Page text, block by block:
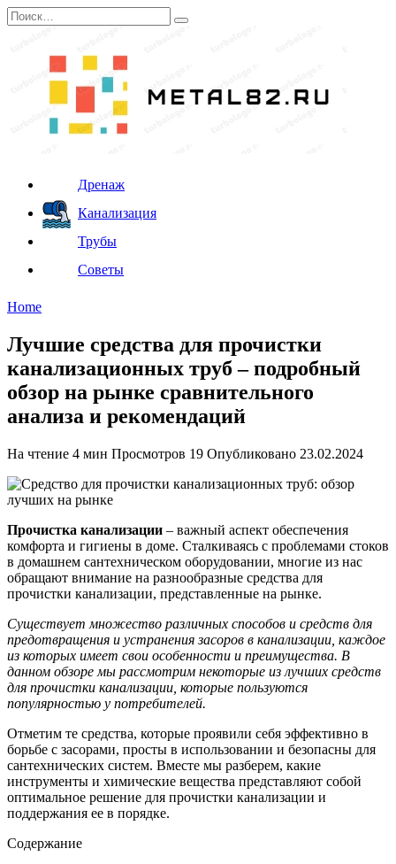
Перейти
к
Search
for:
Дренаж
Канализация
Трубы
Советы
Home
Лучшие средства для прочистки
канализационных труб – подробный
обзор на рынке сравнительного
анализа и рекомендаций
На чтение 4 мин Просмотров 19 Опубликовано 23.02.2024
Прочистка канализации – важный аспект обеспечения
комфорта и гигиены в доме. Сталкиваясь с проблемами стоков
в домашнем сантехническом оборудовании, многие из нас
обращают внимание на разнообразные средства для
прочистки канализации, представленные на рынке.
Существует множество различных способов и средств для
предотвращения и устранения засоров в канализации, каждое
из которых имеет свои особенности и преимущества. В
данном обзоре мы рассмотрим некоторые из лучших средств
для прочистки канализации, которые пользуются
популярностью у потребителей.
Отметим те средства, которые проявили себя эффективно в
борьбе с засорами, просты в использовании и безопасны для
сантехнических систем. Вместе мы разберем, какие
инструменты и химические вещества представляют собой
оптимальное решение для прочистки канализации и
поддержания ее в порядке.
Содержание